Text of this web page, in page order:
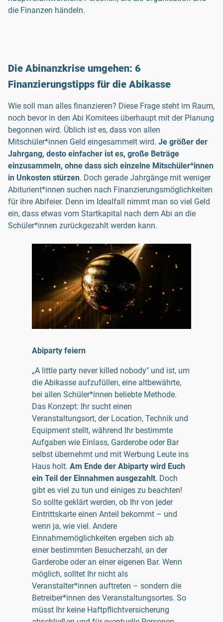
die Finanzen händeln.
Die Abinanzkrise umgehen: 6
Finanzierungstipps für die Abikasse
Wie soll man alles finanzieren? Diese Frage steht im Raum,
noch bevor in den Abi Komitees überhaupt mit der Planung
begonnen wird. Üblich ist es, dass von allen
Mitschüler*innen Geld eingesammelt wird. Je größer der
Jahrgang, desto einfacher ist es, große Beträge
einzusammeln, ohne dass sich einzelne Mitschüler*innen
in Unkosten stürzen. Doch gerade Jahrgänge mit weniger
Abiturient*innen suchen nach Finanzierungsmöglichkeiten
für ihre Abifeier. Denn im Idealfall nimmt man so viel Geld
ein, dass etwas vom Startkapital nach dem Abi an die
Schüler*innen zurückgezahlt werden kann.
Abiparty feiern
„A little party never killed nobody" und ist, um
die Abikasse aufzufüllen, eine altbewährte,
bei allen Schüler*innen beliebte Methode.
Das Konzept: Ihr sucht einen
Veranstaltungsort, der Location, Technik und
Equipment stellt, während Ihr bestimmte
Aufgaben wie Einlass, Garderobe oder Bar
selbst übernehmt und mit Werbung Leute ins
Haus holt. Am Ende der Abiparty wird Euch
ein Teil der Einnahmen ausgezahlt. Doch
gibt es viel zu tun und einiges zu beachten!
So sollte geklärt werden, ob Ihr von jeder
Eintrittskarte einen Anteil bekommt – und
wenn ja, wie viel. Andere
Einnahmemöglichkeiten ergeben sich ab
einer bestimmten Besucherzahl, an der
Garderobe oder an einer eigenen Bar. Wenn
möglich, solltet Ihr nicht als
Veranstalter*innen auftreten – sondern die
Betreiber*innen des Veranstaltungsortes. So
müsst Ihr keine Haftpflichtversicherung